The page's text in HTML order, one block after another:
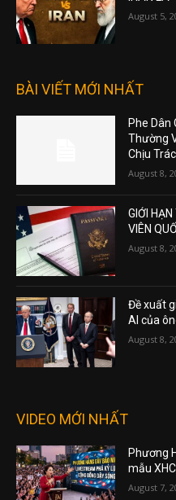
August 5,
BÀI VIẾT MỚI NHẤT
Phe Dân
Thường
Chịu
August 8,
GIỚI
VIÊN
August 8,
Đề xuất
AI của
August 8,
VIDEO MỚI NHẤT
Phương
mẫu
August 7,